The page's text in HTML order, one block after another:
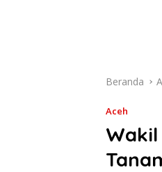
Beranda
Aceh